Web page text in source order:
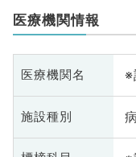
医療機関情報
医療機関名 ※
施設種別